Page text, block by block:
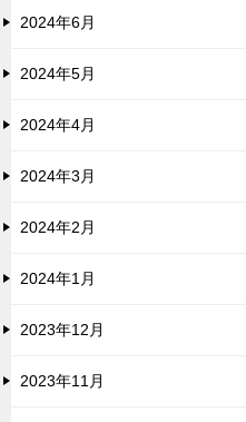
2024年6月
2024年5月
2024年4月
2024年3月
2024年2月
2024年1月
2023年12月
2023年11月